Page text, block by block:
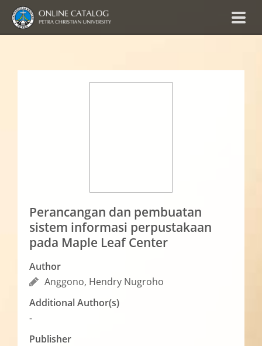
Perancangan dan pembuatan
sistem informasi perpustakaan
pada Maple Leaf Center
Author
Anggono, Hendry Nugroho
Additional Author(s)
-
Publisher